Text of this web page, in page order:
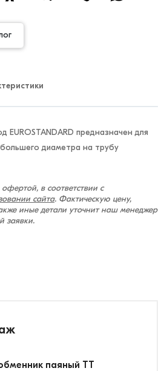
EUROSTANDARD предназначен для
диаметра на трубу
в соответствии с
сайта. Фактическую цену,
иные детали уточнит наш менеджер
заявки.
паяный ТТ